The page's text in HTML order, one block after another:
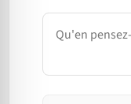
Commentaire